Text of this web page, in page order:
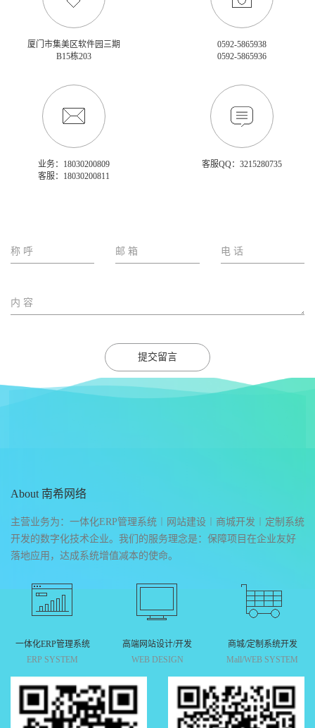
厦门市集美区软件园三期
B15栋203
0592-5865938
0592-5865936
业务：18030200809
客服：18030200811
客服QQ：3215280735
提交留言
About 南希网络
主营业务为：一体化ERP管理系统︱网站建设︱商城开发︱定制系统
开发的数字化技术企业。我们的服务理念是：保障项目在企业友好
落地应用，达成系统增值减本的使命。
一体化ERP管理系统
ERP SYSTEM
高端网站设计/开发
WEB DESIGN
商城/定制系统开发
Mall/WEB SYSTEM